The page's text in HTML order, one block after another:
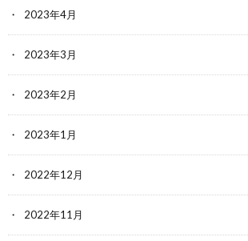
2023年4月
2023年3月
2023年2月
2023年1月
2022年12月
2022年11月